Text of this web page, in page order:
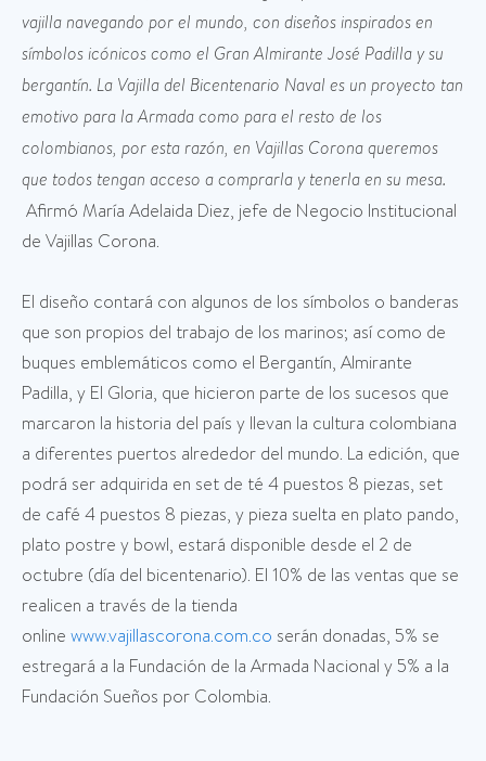
vajilla navegando por el mundo, con diseños inspirados en
símbolos icónicos como el Gran Almirante José Padilla y su
bergantín. La Vajilla del Bicentenario Naval es un proyecto tan
emotivo para la Armada como para el resto de los
colombianos, por esta razón, en Vajillas Corona queremos
que todos tengan acceso a comprarla y tenerla en su mesa.
Afirmó María Adelaida Diez, jefe de Negocio Institucional
de Vajillas Corona.
El diseño contará con algunos de los símbolos o banderas
que son propios del trabajo de los marinos; así como de
buques emblemáticos como el Bergantín, Almirante
Padilla, y El Gloria, que hicieron parte de los sucesos que
marcaron la historia del país y llevan la cultura colombiana
a diferentes puertos alrededor del mundo. La edición, que
podrá ser adquirida en set de té 4 puestos 8 piezas, set
de café 4 puestos 8 piezas, y pieza suelta en plato pando,
plato postre y bowl, estará disponible desde el 2 de
octubre (día del bicentenario). El 10% de las ventas que se
realicen a través de la tienda
online www.vajillascorona.com.co serán donadas, 5% se
estregará a la Fundación de la Armada Nacional y 5% a la
Fundación Sueños por Colombia.